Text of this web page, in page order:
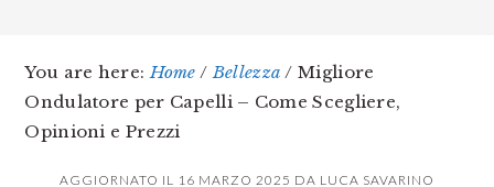
You are here:Home / Bellezza / Migliore
Ondulatore per Capelli – Come Scegliere,
Opinioni e Prezzi
AGGIORNATO IL 16 MARZO 2025 DA LUCA SAVARINO